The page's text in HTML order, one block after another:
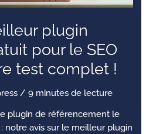
plugin
pour le SEO
test complet !
/9 minutes de lecture
plugin de référencement le
notre avis sur le meilleur plugin